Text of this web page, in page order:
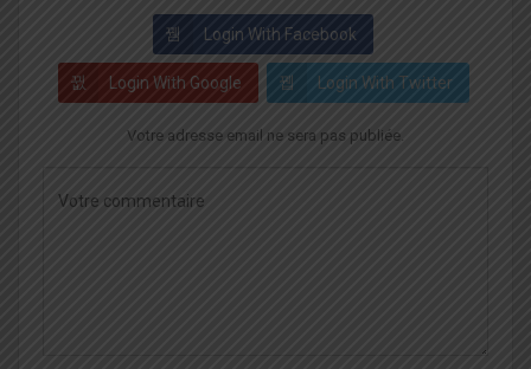
Login With Facebook
Login With Google Login With Twitter
Votre adresse email ne sera pas publiée.